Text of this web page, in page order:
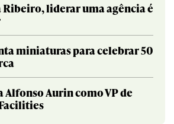
Ribeiro, liderar uma agência é
miniaturas para celebrar 50
Alfonso Aurin como VP de